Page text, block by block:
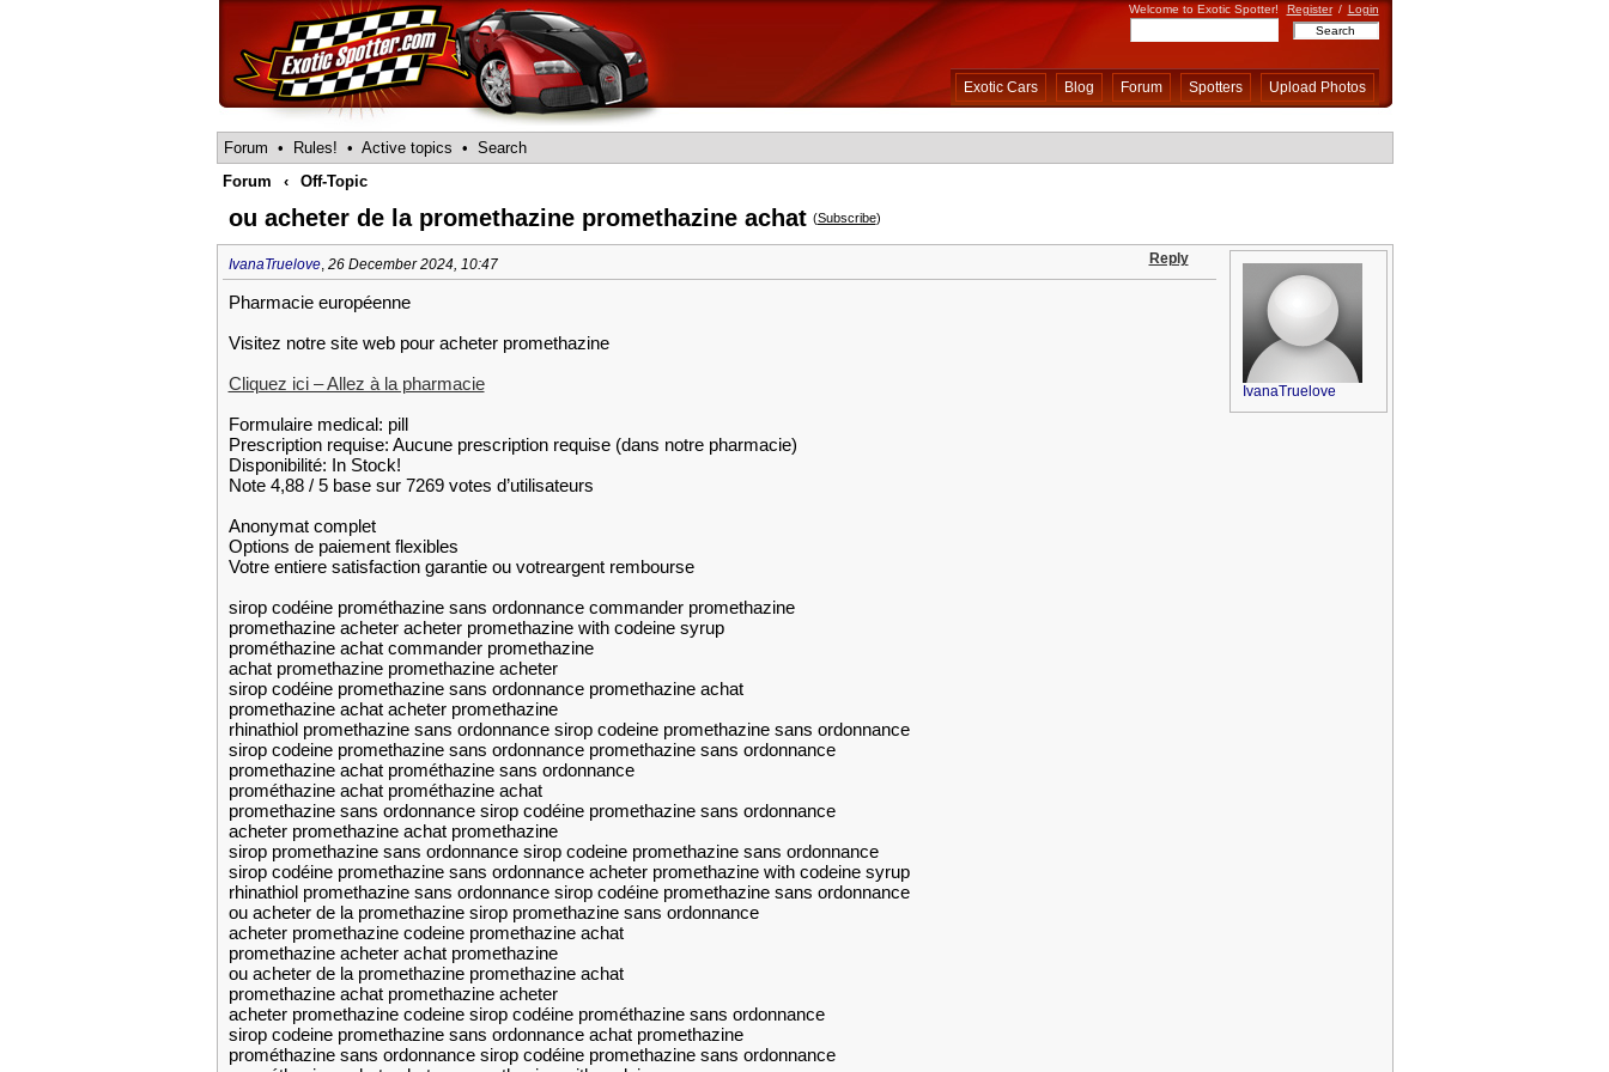
Welcome to Exotic Spotter! Register / Login
Exotic Cars Blog Forum Spotters Upload Photos
Forum • Rules! • Active topics • Search
Forum
‹ Off-Topic
ou acheter de la promethazine promethazine achat (Subscribe)
IvanaTruelove, 26 December 2024, 10:47 Reply
Pharmacie européenne
Visitez notre site web pour acheter promethazine
Cliquez ici – Allez à la pharmacie
Formulaire medical: pill
Prescription requise: Aucune prescription requise (dans notre pharmacie)
Disponibilité: In Stock!
Note 4,88 / 5 base sur 7269 votes d’utilisateurs
Anonymat complet
Options de paiement flexibles
Votre entiere satisfaction garantie ou votreargent rembourse
sirop codéine prométhazine sans ordonnance commander promethazine
promethazine acheter acheter promethazine with codeine syrup
prométhazine achat commander promethazine
achat promethazine promethazine acheter
sirop codéine promethazine sans ordonnance promethazine achat
promethazine achat acheter promethazine
rhinathiol promethazine sans ordonnance sirop codeine promethazine sans ordonnance
sirop codeine promethazine sans ordonnance promethazine sans ordonnance
promethazine achat prométhazine sans ordonnance
prométhazine achat prométhazine achat
promethazine sans ordonnance sirop codéine promethazine sans ordonnance
acheter promethazine achat promethazine
sirop promethazine sans ordonnance sirop codeine promethazine sans ordonnance
sirop codéine promethazine sans ordonnance acheter promethazine with codeine syrup
rhinathiol promethazine sans ordonnance sirop codéine promethazine sans ordonnance
ou acheter de la promethazine sirop promethazine sans ordonnance
acheter promethazine codeine promethazine achat
promethazine acheter achat promethazine
ou acheter de la promethazine promethazine achat
promethazine achat promethazine acheter
acheter promethazine codeine sirop codéine prométhazine sans ordonnance
sirop codeine promethazine sans ordonnance achat promethazine
prométhazine sans ordonnance sirop codéine promethazine sans ordonnance
IvanaTruelove